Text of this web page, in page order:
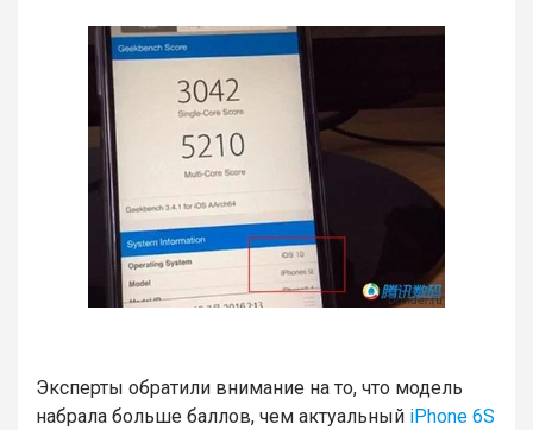
Эксперты обратили внимание на то, что модель
набрала больше баллов, чем актуальный iPhone 6S